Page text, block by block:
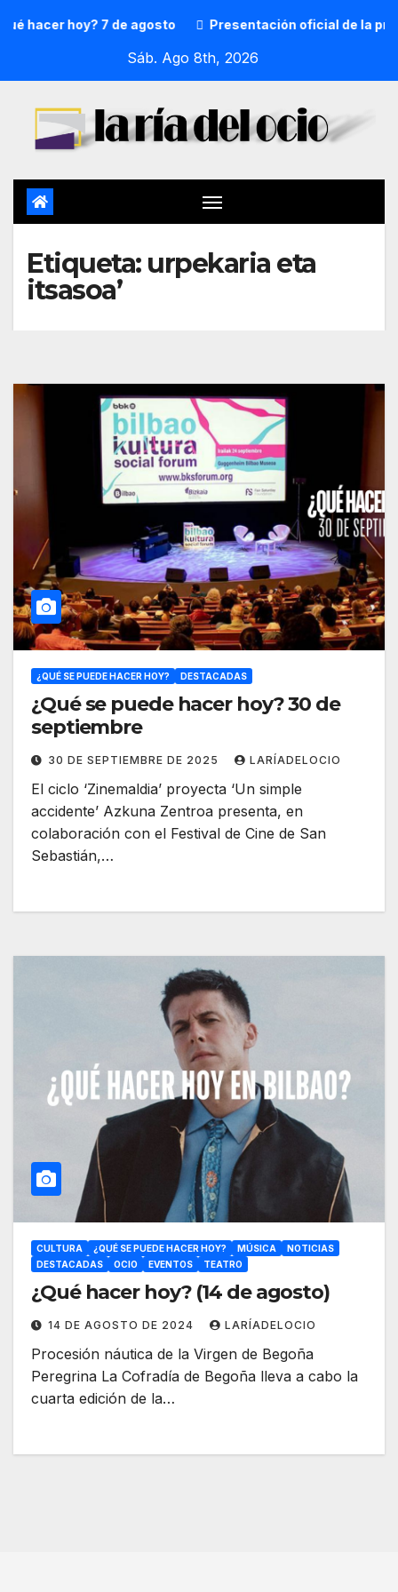
hacer hoy? 7 de agosto Presentación oficial de la
Sáb. Ago 8th, 2026
Etiqueta: urpekaria eta
itsasoa’
¿QUÉ SE PUEDE HACER HOY? DESTACADAS
¿Qué se puede hacer hoy? 30 de
septiembre
30 DE SEPTIEMBRE DE 2025 LARÍADELOCIO
El ciclo ‘Zinemaldia’ proyecta ‘Un simple
accidente’ Azkuna Zentroa presenta, en
colaboración con el Festival de Cine de San
Sebastián,…
CULTURA ¿QUÉ SE PUEDE HACER HOY? MÚSICA
NOTICIAS
DESTACADAS
OCIO EVENTOS TEATRO
¿Qué hacer hoy? (14 de agosto)
14 DE AGOSTO DE 2024 LARÍADELOCIO
Procesión náutica de la Virgen de Begoña
Peregrina La Cofradía de Begoña lleva a cabo la
cuarta edición de la…